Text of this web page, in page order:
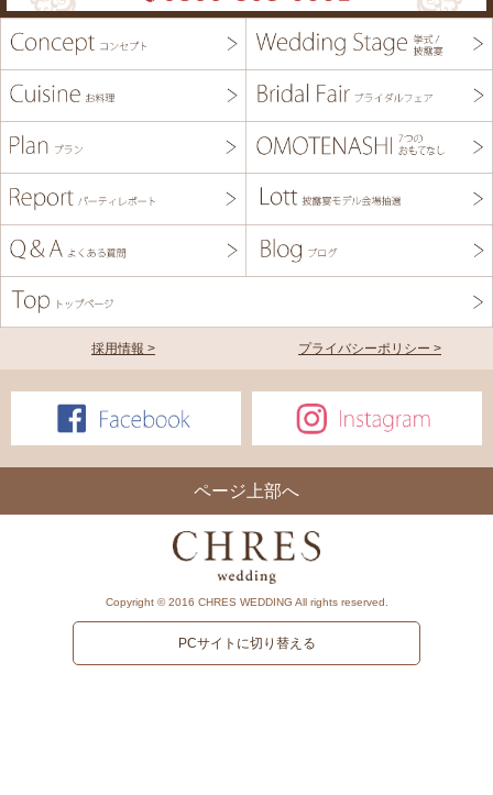
採用情報 > プライバシーポリシー >
ページ上部へ
Copyright © 2016 CHRES WEDDING All rights reserved.
PCサイトに切り替える